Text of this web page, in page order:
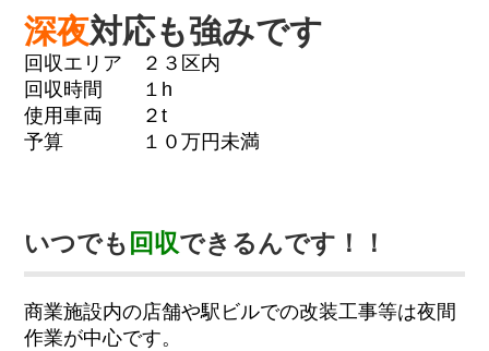
深夜対応も強みです
回収エリア ２３区内
回収時間 １h
使用車両 ２t
予算 １０万円未満
いつでも 回収できるんです！！
商業施設内の店舗や駅ビルでの改装工事等は夜間
作業が中心です。